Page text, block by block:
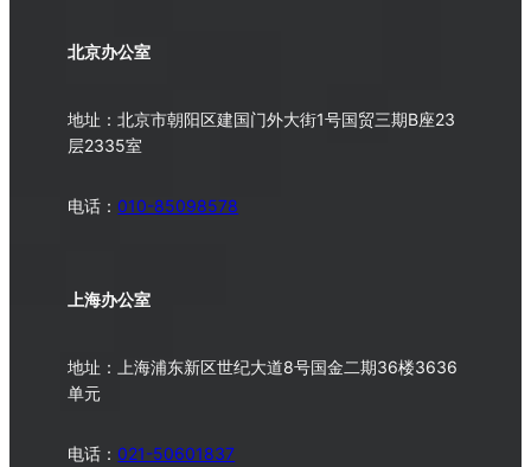
北京办公室
地址：北京市朝阳区建国门外大街1号国贸三期B座23
层2335室
电话：010-85098578
上海办公室
地址：上海浦东新区世纪大道8号国金二期36楼3636
单元
电话：021-50601837